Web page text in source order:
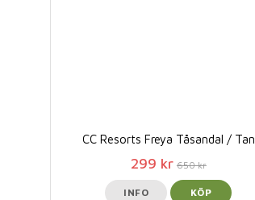
CC Resorts Freya Tåsandal / Tan
299 kr 650 kr
INFO KÖP